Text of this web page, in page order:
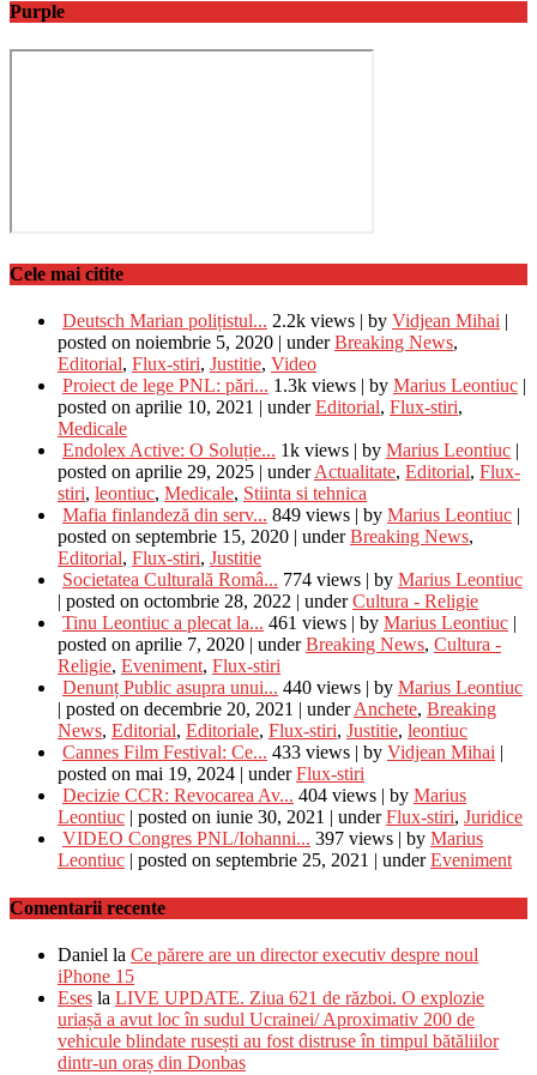
Purple
Cele mai citite
Deutsch Marian polițistul... 2.2k views | by Vidjean Mihai |
posted on noiembrie 5, 2020 | underBreaking News,
Editorial, Flux-stiri, Justitie, Video
Proiect de lege PNL: pări... 1.3k views | by Marius Leontiuc |
posted on aprilie 10, 2021 | underEditorial, Flux-stiri,
Medicale
Endolex Active: O Soluție... 1k views | by Marius Leontiuc |
posted on aprilie 29, 2025 | underActualitate, Editorial, Flux-
stiri, leontiuc, Medicale, Stiinta si tehnica
Mafia finlandeză din serv... 849 views | by Marius Leontiuc |
posted on septembrie 15, 2020 | underBreaking News,
Editorial, Flux-stiri, Justitie
Societatea Culturală Româ... 774 views | by Marius Leontiuc
| posted on octombrie 28, 2022 | underCultura - Religie
Tinu Leontiuc a plecat la... 461 views | by Marius Leontiuc |
posted on aprilie 7, 2020 | underBreaking News, Cultura -
Religie, Eveniment, Flux-stiri
Denunț Public asupra unui... 440 views | by Marius Leontiuc
| posted on decembrie 20, 2021 | underAnchete, Breaking
News, Editorial, Editoriale, Flux-stiri, Justitie, leontiuc
Cannes Film Festival: Ce... 433 views | by Vidjean Mihai |
posted on mai 19, 2024 | underFlux-stiri
Decizie CCR: Revocarea Av... 404 views | by Marius
Leontiuc | posted on iunie 30, 2021 | underFlux-stiri, Juridice
VIDEO Congres PNL/Iohanni... 397 views | by Marius
Leontiuc | posted on septembrie 25, 2021 | underEveniment
Comentarii recente
Daniel la Ce părere are un director executiv despre noul
iPhone 15
Eses la LIVE UPDATE. Ziua 621 de război. O explozie
uriașă a avut loc în sudul Ucrainei/ Aproximativ 200 de
vehicule blindate rusești au fost distruse în timpul bătăliilor
dintr-un oraș din Donbas